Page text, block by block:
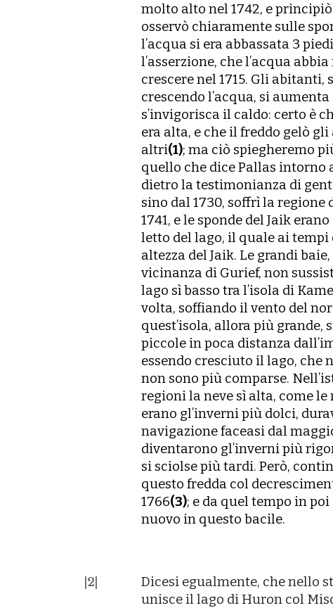
molto alto nel 1742, e
osservò chiaramente sulle
lʼacqua si era abbassata 3
lʼasserzione, che lʼacqua
crescere nel 1715. Gli
crescendo lʼacqua, si
sʼinvigorisca il caldo: certo è
era alta, e che il freddo gelò
altri(1); ma ciò spiegheremo
quello che dice Pallas intorno
dietro la testimonianza di
sino dal 1730, soffrì la
1741, e le sponde del Jaik
letto del lago, il quale ai tempi
altezza del Jaik. Le grandi
vicinanza di Gurief, non
lago sì basso tra lʼisola di
volta, soffiando il vento del
questʼisola, allora più
piccole in poca distanza
essendo cresciuto il lago, che
non sono più comparse.
regioni la neve sì alta, come
erano glʼinverni più dolci,
navigazione faceasi dal
diventarono glʼinverni più
si sciolse più tardi. Però,
questo fredda col
1766(3); e da quel tempo in poi
nuovo in questo bacile.
2
Dicesi egualmente, che nello
unisce il lago di Huron col